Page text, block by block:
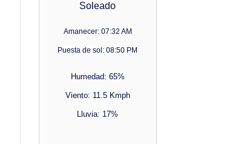
Soleado
Amanecer: 07:32 AM
Puesta de sol: 08:50 PM
Humedad: 65%
Viento: 11.5 Kmph
Lluvia: 17%